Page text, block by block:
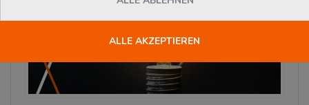
ALLE AKZEPTIEREN